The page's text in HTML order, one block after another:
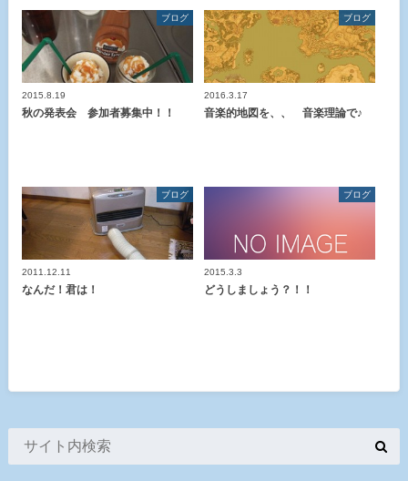
ブログ
2015.8.19
秋の発表会 参加者募集中！！
ブログ
2016.3.17
音楽的地図を、、 音楽理論で♪
ブログ
2011.12.11
なんだ！君は！
ブログ
2015.3.3
どうしましょう？！！